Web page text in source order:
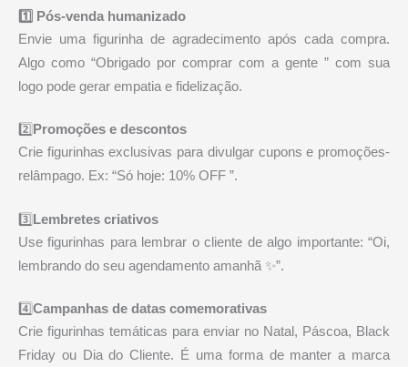
1️⃣ Pós-venda humanizado
Envie uma figurinha de agradecimento após cada compra.
Algo como “Obrigado por comprar com a gente ” com sua
logo pode gerar empatia e fidelização.
2️⃣ Promoções e descontos
Crie figurinhas exclusivas para divulgar cupons e promoções-
relâmpago. Ex: “Só hoje: 10% OFF ”.
3️⃣ Lembretes criativos
Use figurinhas para lembrar o cliente de algo importante: “Oi,
lembrando do seu agendamento amanhã ✨”.
4️⃣Campanhas de datas comemorativas
Crie figurinhas temáticas para enviar no Natal, Páscoa, Black
Friday ou Dia do Cliente. É uma forma de manter a marca